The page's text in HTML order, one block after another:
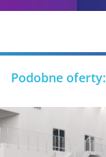
Podobne oferty: